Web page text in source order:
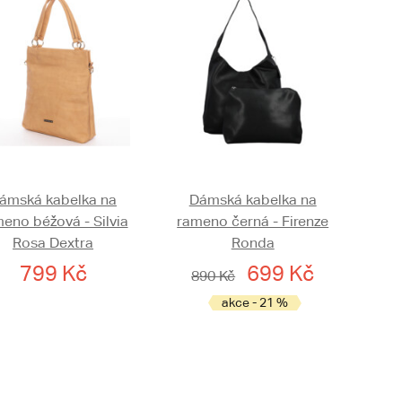
kabelka na
béžová - Silvia
Rosa Dextra
799 Kč
Dámská kabelka na
rameno černá - Firenze
Ronda
890 Kč
699 Kč
akce - 21 %